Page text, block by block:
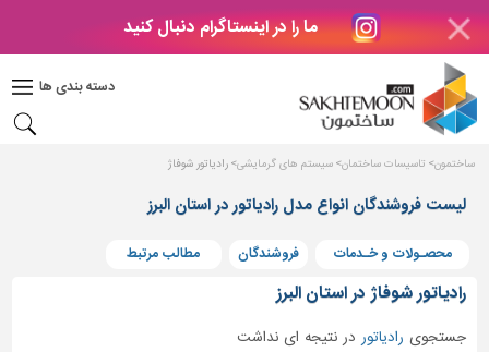
ما را در اینستاگرام دنبال کنید
دسته بندی ها
دکوراسیون
بتن
های
بتنی
و
پنجره
ساختمانی
ساختمون تاسیسات ساختمان سیستم های گرمایشی رادیاتور شوفاژ
لیست فروشندگان انواع مدل رادیاتور در استان البرز
محصـولات و خـدمات فروشندگان مطالب مرتبط
رادیاتور شوفاژ در استان البرز
جستجوی رادیاتور درنتیجه ای نداشت